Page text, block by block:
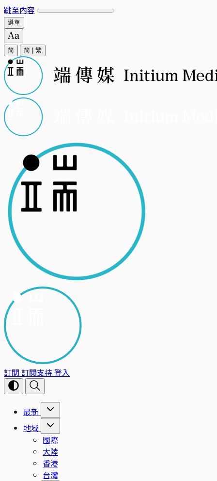
跳至內容
選單
简 简 繁
訂閱 訂閱支持登入
最新
地域
國際
大陸
香港
台灣